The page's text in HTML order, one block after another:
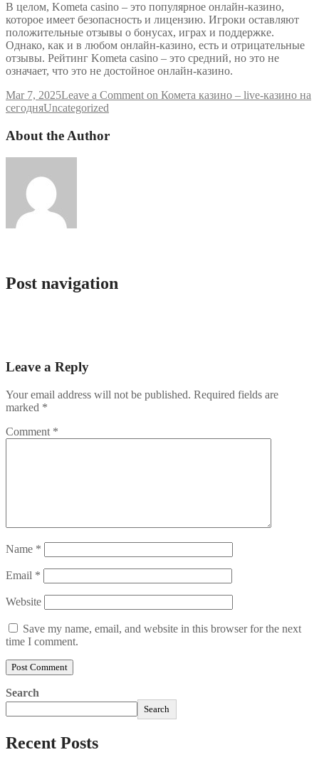
В целом, Kometa casino – это популярное онлайн-казино,
которое имеет безопасность и лицензию. Игроки оставляют
положительные отзывы о бонусах, играх и поддержке.
Однако, как и в любом онлайн-казино, есть и отрицательные
отзывы. Рейтинг Kometa casino – это средний, но это не
означает, что это не достойное онлайн-казино.
Mar 7, 2025Leave a Comment on Комета казино – live-казино на
сегодняUncategorized
About the Author
Post navigation
Leave a Reply
Your email address will not be published. Required fields are
marked *
Comment *
Name *
Email *
Website
Save my name, email, and website in this browser for the next
time I comment.
Search
Search
Recent Posts